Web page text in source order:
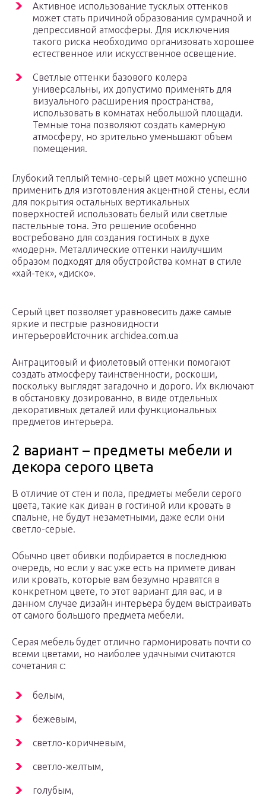
Активное использование тусклых оттенков
может стать причиной образования сумрачной и
депрессивной атмосферы. Для исключения
такого риска необходимо организовать хорошее
естественное или искусственное освещение.
Светлые оттенки базового колера
универсальны, их допустимо применять для
визуального расширения пространства,
использовать в комнатах небольшой площади.
Темные тона позволяют создать камерную
атмосферу, но зрительно уменьшают объем
помещения.
Глубокий теплый темно-серый цвет можно успешно
применить для изготовления акцентной стены, если
для покрытия остальных вертикальных
поверхностей использовать белый или светлые
пастельные тона. Это решение особенно
востребовано для создания гостиных в духе
«модерн». Металлические оттенки наилучшим
образом подходят для обустройства комнат в стиле
«хай-тек», «диско».
Серый цвет позволяет уравновесить даже самые
яркие и пестрые разновидности
интерьеровИсточник archidea.com.ua
Антрацитовый и фиолетовый оттенки помогают
создать атмосферу таинственности, роскоши,
поскольку выглядят загадочно и дорого. Их включают
в обстановку дозированно, в виде отдельных
декоративных деталей или функциональных
предметов интерьера.
2 вариант – предметы мебели и
декора серого цвета
В отличие от стен и пола, предметы мебели серого
цвета, такие как диван в гостиной или кровать в
спальне, не будут незаметными, даже если они
светло-серые.
Обычно цвет обивки подбирается в последнюю
очередь, но если у вас уже есть на примете диван
или кровать, которые вам безумно нравятся в
конкретном цвете, то этот вариант для вас, и в
данном случае дизайн интерьера будем выстраивать
от самого большого предмета мебели.
Серая мебель будет отлично гармонировать почти со
всеми цветами, но наиболее удачными считаются
сочетания с:
белым,
бежевым,
светло-коричневым,
светло-желтым,
голубым,